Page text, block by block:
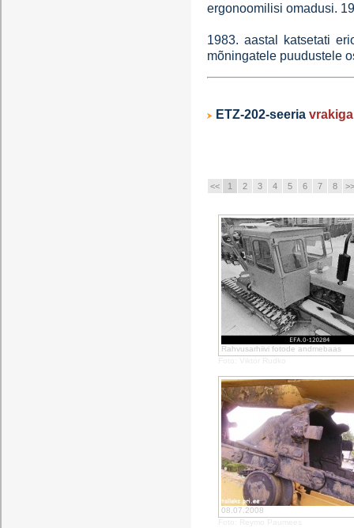
ergonoomilisi omadusi.
1983. aastal katsetati
mõningatele puudustele
ETZ-202-seeria
<< 1 2 3 4 5 6 7 8 >>
Rahvusarhiivi fotode andmebaas
08.07.2008